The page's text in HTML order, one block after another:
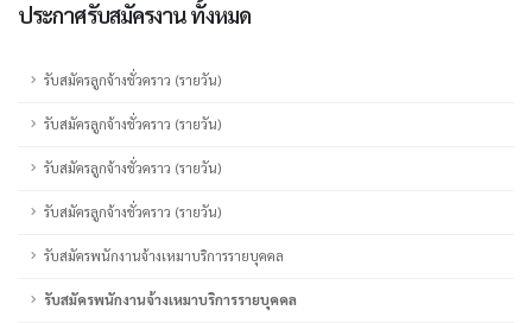
ประกาศรับสมัครงาน ทั้งหมด
รับสมัครลูกจ้างชั่วคราว (รายวัน)
รับสมัครลูกจ้างชั่วคราว (รายวัน)
รับสมัครลูกจ้างชั่วคราว (รายวัน)
รับสมัครลูกจ้างชั่วคราว (รายวัน)
รับสมัครพนักงานจ้างเหมาบริการรายบุคคล
รับสมัครพนักงานจ้างเหมาบริการรายบุคคล